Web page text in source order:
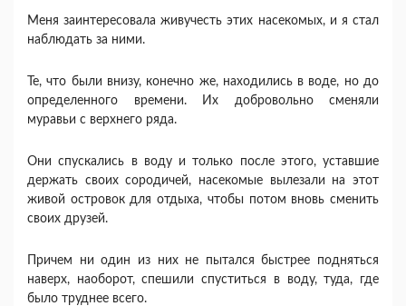
Меня заинтересовала живучесть этих насекомых, и я стал
наблюдать за ними.
Те, что были внизу, конечно же, находились в воде, но до
определенного времени. Их добровольно сменяли
муравьи с верхнего ряда.
Они спускались в воду и только после этого, уставшие
держать своих сородичей, насекомые вылезали на этот
живой островок для отдыха, чтобы потом вновь сменить
своих друзей.
Причем ни один из них не пытался быстрее подняться
наверх, наоборот, спешили спуститься в воду, туда, где
было труднее всего.